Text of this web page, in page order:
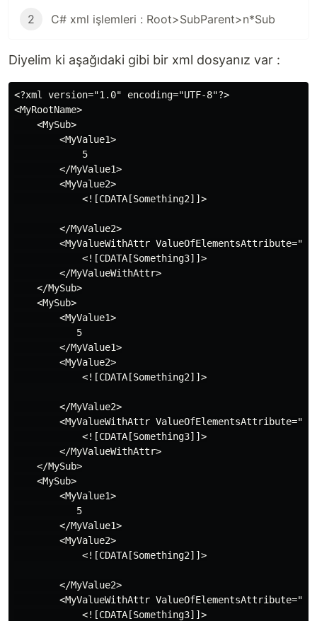
2 C# xml işlemleri : Root>SubParent>n*Sub
Diyelim ki aşağıdaki gibi bir xml dosyanız var :
<?xml version="1.0" encoding="UTF-8"?>
<MyRootName>
    <MySub>
        <MyValue1>
            5
        </MyValue1>
        <MyValue2>
            <![CDATA[Something2]]>
        </MyValue2>
<MyValueWithAttr
            <![CDATA[Something3]]>
        </MyValueWithAttr>
    </MySub>
    <MySub>
        <MyValue1>
           5
        </MyValue1>
        <MyValue2>
            <![CDATA[Something2]]>
        </MyValue2>
<MyValueWithAttr
            <![CDATA[Something3]]>
        </MyValueWithAttr>
    </MySub>
    <MySub>
        <MyValue1>
           5
        </MyValue1>
        <MyValue2>
            <![CDATA[Something2]]>
        </MyValue2>
<MyValueWithAttr
            <![CDATA[Something3]]>